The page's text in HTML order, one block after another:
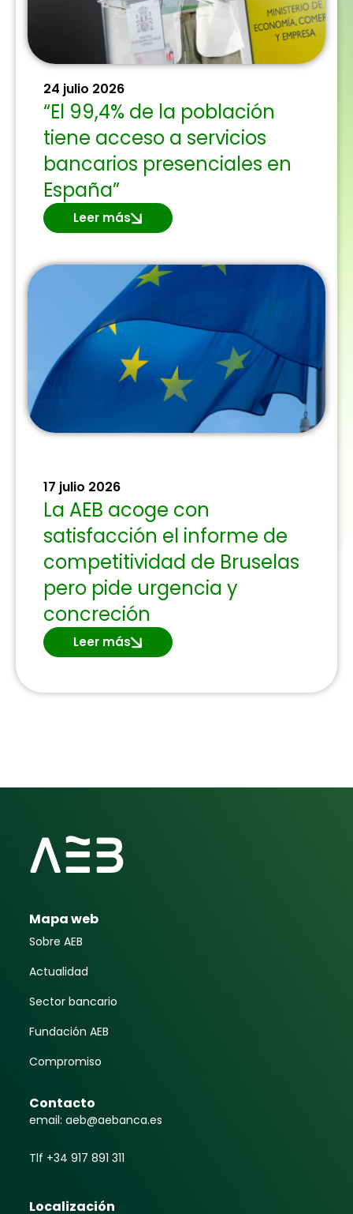
24 julio 2026
“El 99,4% de la población
tiene acceso a servicios
bancarios presenciales en
España”
Leer más
17 julio 2026
La AEB acoge con
satisfacción el informe de
competitividad de Bruselas
pero pide urgencia y
concreción
Leer más
Mapa web
Sobre AEB
Actualidad
Sector bancario
Fundación AEB
Compromiso
Contacto
email: aeb@aebanca.es
Tlf +34 917 891 311
Localización